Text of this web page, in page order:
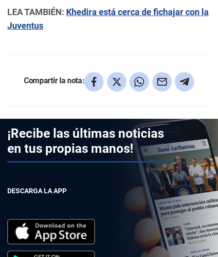
LEA TAMBIÉN: Khedira está cerca de fichajar con la
Juventus
Compartir la nota:
¡Recibe las últimas noticias
en tus propias manos!
DESCARGA LA APP